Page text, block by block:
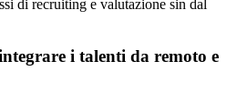
di recruiting e valutazione sin dal
i talenti da remoto e